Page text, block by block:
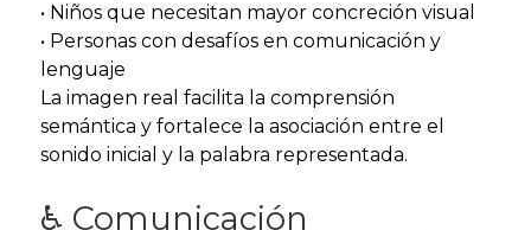
• Niños que necesitan mayor concreción visual
• Personas con desafíos en comunicación y
lenguaje
La imagen real facilita la comprensión
semántica y fortalece la asociación entre el
sonido inicial y la palabra representada.
♿ Comunicación